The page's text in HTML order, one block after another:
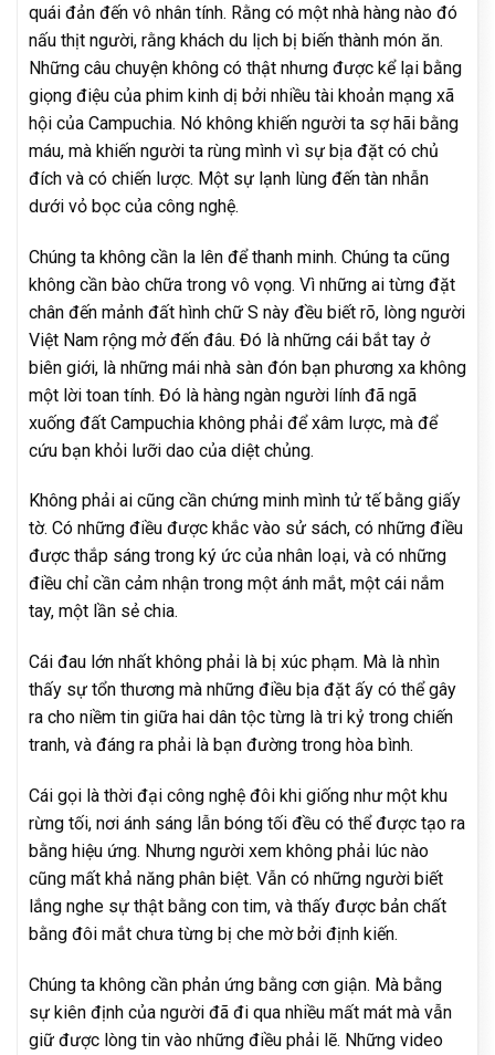
quái đản đến vô nhân tính. Rằng có một nhà hàng nào đó
nấu thịt người, rằng khách du lịch bị biến thành món ăn.
Những câu chuyện không có thật nhưng được kể lại bằng
giọng điệu của phim kinh dị bởi nhiều tài khoản mạng xã
hội của Campuchia. Nó không khiến người ta sợ hãi bằng
máu, mà khiến người ta rùng mình vì sự bịa đặt có chủ
đích và có chiến lược. Một sự lạnh lùng đến tàn nhẫn
dưới vỏ bọc của công nghệ.
Chúng ta không cần la lên để thanh minh. Chúng ta cũng
không cần bào chữa trong vô vọng. Vì những ai từng đặt
chân đến mảnh đất hình chữ S này đều biết rõ, lòng người
Việt Nam rộng mở đến đâu. Đó là những cái bắt tay ở
biên giới, là những mái nhà sàn đón bạn phương xa không
một lời toan tính. Đó là hàng ngàn người lính đã ngã
xuống đất Campuchia không phải để xâm lược, mà để
cứu bạn khỏi lưỡi dao của diệt chủng.
Không phải ai cũng cần chứng minh mình tử tế bằng giấy
tờ. Có những điều được khắc vào sử sách, có những điều
được thắp sáng trong ký ức của nhân loại, và có những
điều chỉ cần cảm nhận trong một ánh mắt, một cái nắm
tay, một lần sẻ chia.
Cái đau lớn nhất không phải là bị xúc phạm. Mà là nhìn
thấy sự tổn thương mà những điều bịa đặt ấy có thể gây
ra cho niềm tin giữa hai dân tộc từng là tri kỷ trong chiến
tranh, và đáng ra phải là bạn đường trong hòa bình.
Cái gọi là thời đại công nghệ đôi khi giống như một khu
rừng tối, nơi ánh sáng lẫn bóng tối đều có thể được tạo ra
bằng hiệu ứng. Nhưng người xem không phải lúc nào
cũng mất khả năng phân biệt. Vẫn có những người biết
lắng nghe sự thật bằng con tim, và thấy được bản chất
bằng đôi mắt chưa từng bị che mờ bởi định kiến.
Chúng ta không cần phản ứng bằng cơn giận. Mà bằng
sự kiên định của người đã đi qua nhiều mất mát mà vẫn
giữ được lòng tin vào những điều phải lẽ. Những video